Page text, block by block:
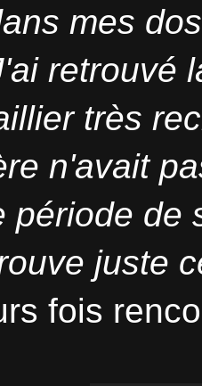
mes
retrouvé
très
n'avait
période de
juste
fois